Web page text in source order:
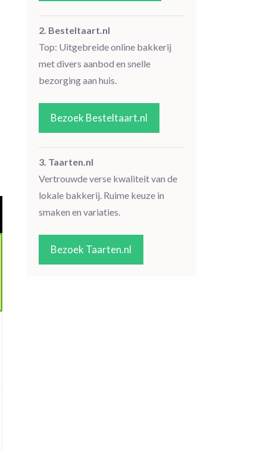
2. Besteltaart.nl
Top: Uitgebreide online bakkerij
met divers aanbod en snelle
bezorging aan huis.
Bezoek Besteltaart.nl
3. Taarten.nl
Vertrouwde verse kwaliteit van de
lokale bakkerij. Ruime keuze in
smaken en variaties.
Bezoek Taarten.nl